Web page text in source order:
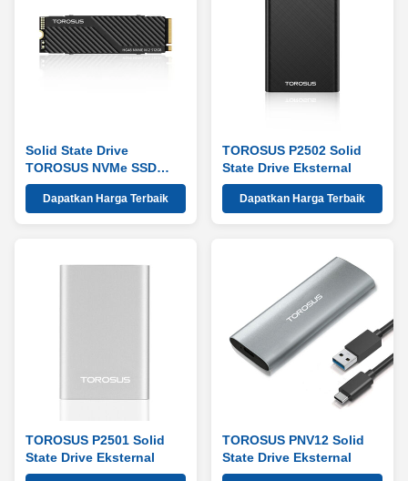
Solid State Drive
TOROSUS NVMe SSD
HG48
Dapatkan Harga Terbaik
TOROSUS P2502 Solid
State Drive Eksternal
Dapatkan Harga Terbaik
TOROSUS P2501 Solid
State Drive Eksternal
TOROSUS PNV12 Solid
State Drive Eksternal